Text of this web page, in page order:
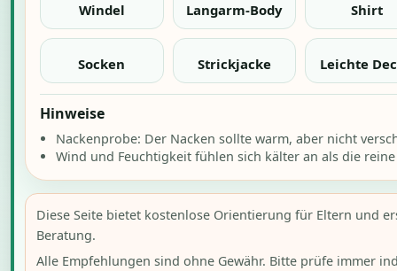
Windel Langarm-Body Shirt
Socken Strickjacke Leichte
Hinweise
Nackenprobe: Der Nacken sollte warm, aber nicht
Wind und Feuchtigkeit fühlen sich kälter an als die
Diese Seite bietet kostenlose Orientierung für Eltern und
Beratung.
Alle Empfehlungen sind ohne Gewähr. Bitte prüfe immer